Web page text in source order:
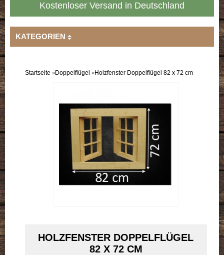
Kostenloser Versand in Deutschland
KATEGORIEN
Einzelflügel
Startseite »Doppelflügel »Holzfenster Doppelflügel 82 x 72 cm
HOLZFENSTER DOPPELFLÜGEL
82 X 72 CM